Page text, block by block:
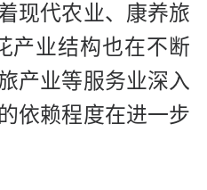
现代农业、康养旅
产业结构也在不断
产业等服务业深入
依赖程度在进一步